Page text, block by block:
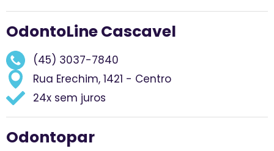
OdontoLine Cascavel
(45) 3037-7840
Rua Erechim, 1421 - Centro
24x sem juros
Odontopar